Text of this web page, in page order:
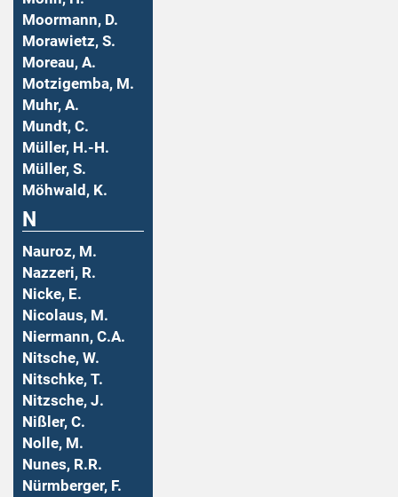
Moormann, D.
Morawietz, S.
Moreau, A.
Motzigemba, M.
Muhr, A.
Mundt, C.
Müller, H.-H.
Müller, S.
Möhwald, K.
N
Nauroz, M.
Nazzeri, R.
Nicke, E.
Nicolaus, M.
Niermann, C.A.
Nitsche, W.
Nitschke, T.
Nitzsche, J.
Nißler, C.
Nolle, M.
Nunes, R.R.
Nürmberger, F.